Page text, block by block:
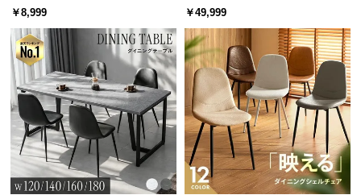
耐熱温度 約100℃
￥8,999
人掛けソファベッド リクライニン
￥49,999